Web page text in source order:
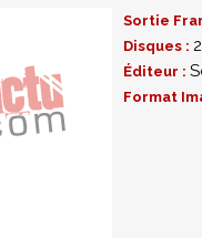
Sortie
Disques : 2
Éditeur :
Format